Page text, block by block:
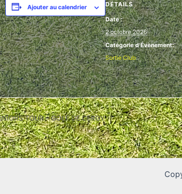
Ajouter au calendrier DÉTAILS
Date :
2 octobre 2026
Catégorie d’Évènement:
Sortie Club
TOUR – GOLF DE CERGY